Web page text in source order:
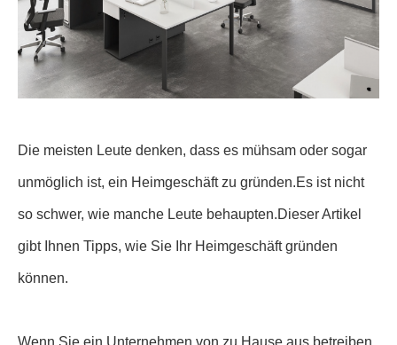
Die meisten Leute denken, dass es mühsam oder sogar
unmöglich ist, ein Heimgeschäft zu gründen.Es ist nicht
so schwer, wie manche Leute behaupten.Dieser Artikel
gibt Ihnen Tipps, wie Sie Ihr Heimgeschäft gründen
können.
Wenn Sie ein Unternehmen von zu Hause aus betreiben,